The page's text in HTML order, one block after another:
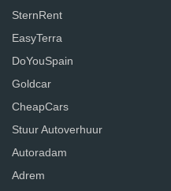
SternRent
EasyTerra
DoYouSpain
Goldcar
CheapCars
Stuur Autoverhuur
Autoradam
Adrem